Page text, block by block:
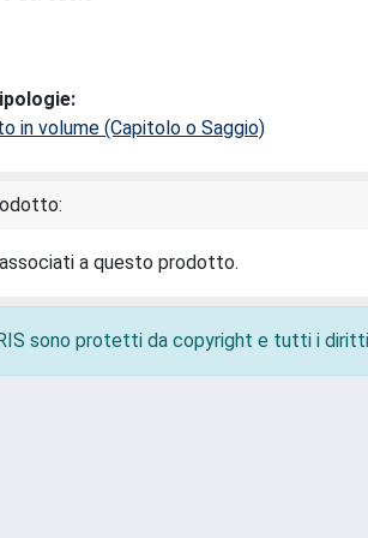
in volume (Capitolo o Saggio)
a questo prodotto.
sono protetti da copyright e tutti i